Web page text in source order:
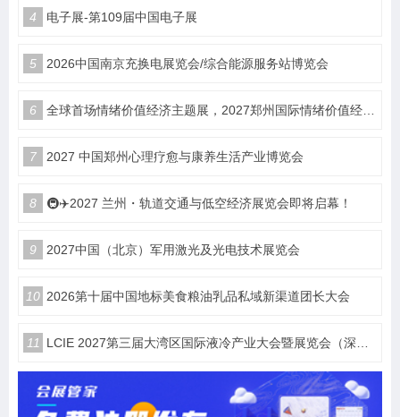
4 电子展-第109届中国电子展
5 2026中国南京充换电展览会/综合能源服务站博览会
6 全球首场情绪价值经济主题展，2027郑州国际情绪价值经济博览会
7 2027 中国郑州心理疗愈与康养生活产业博览会
8 🚇✈️2027 兰州・轨道交通与低空经济展览会即将启幕！
9 2027中国（北京）军用激光及光电技术展览会
10 2026第十届中国地标美食粮油乳品私域新渠道团长大会
11 LCIE 2027第三届大湾区国际液冷产业大会暨展览会（深圳）